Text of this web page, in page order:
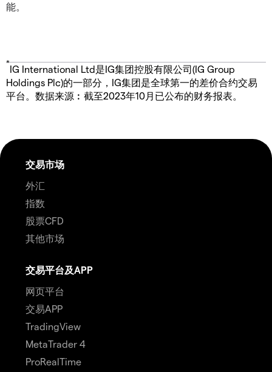
能。
*
IG International Ltd是IG集团控股有限公司(IG Group
Holdings Plc)的一部分，IG集团是全球第一的差价合约交易
平台。数据来源︰截至2023年10月已公布的财务报表。
交易市场
外汇
指数
股票CFD
其他市场
交易平台及APP
网页平台
交易APP
TradingView
MetaTrader 4
ProRealTime